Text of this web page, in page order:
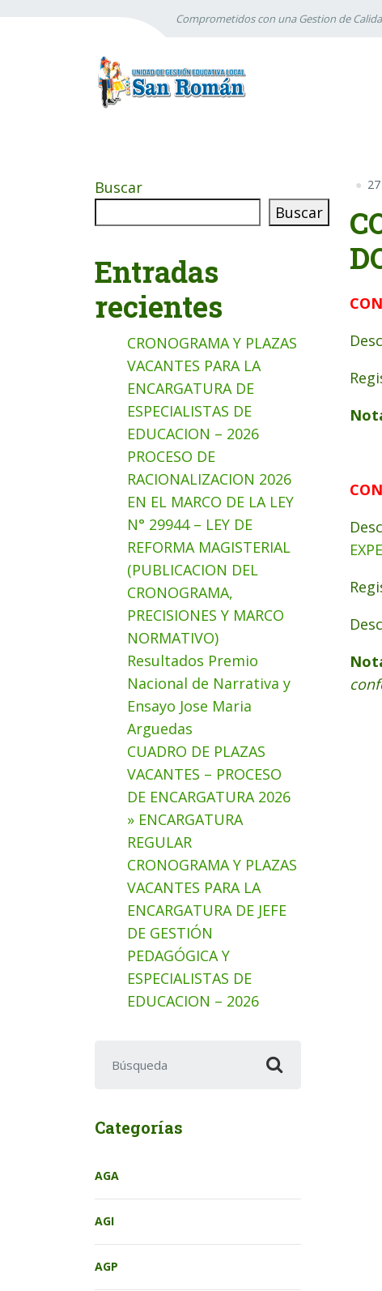
Comprometidos con una Gestion de
Buscar
Buscar
Entradas
recientes
CRONOGRAMA Y PLAZAS
VACANTES PARA LA
ENCARGATURA DE
ESPECIALISTAS DE
EDUCACION – 2026
PROCESO DE
RACIONALIZACION 2026
EN EL MARCO DE LA LEY
N° 29944 – LEY DE
REFORMA MAGISTERIAL
(PUBLICACION DEL
CRONOGRAMA,
PRECISIONES Y MARCO
NORMATIVO)
Resultados Premio
Nacional de Narrativa y
Ensayo Jose Maria
Arguedas
CUADRO DE PLAZAS
VACANTES – PROCESO
DE ENCARGATURA 2026
» ENCARGATURA
REGULAR
CRONOGRAMA Y PLAZAS
VACANTES PARA LA
ENCARGATURA DE JEFE
DE GESTIÓN
PEDAGÓGICA Y
ESPECIALISTAS DE
EDUCACION – 2026
Categorías
AGA
AGI
AGP